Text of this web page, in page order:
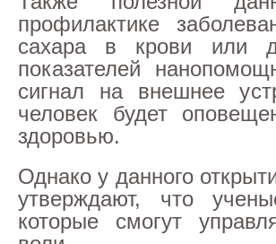
профилактике
сахара в крови или
показателей
сигнал на внешнее
человек будет
здоровью.
Однако у данного
утверждают, что
которые смогут